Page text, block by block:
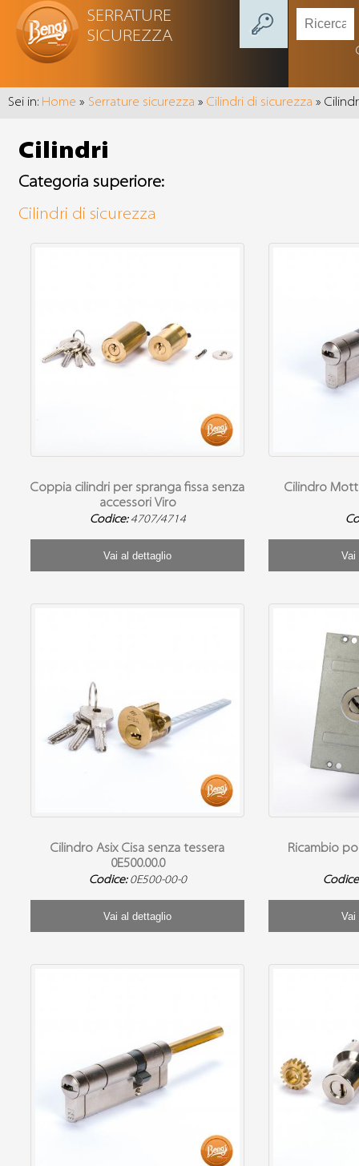
SERRATURE
SICUREZZA
Sei in: Home » Serrature sicurezza » Cilindri di sicurezza »
Cilindri
Categoria superiore:
Cilindri di sicurezza
Coppia cilindri per spranga fissa senza
accessori Viro
Codice: 4707/4714
Vai al dettaglio
Cilindro
Vai
Cilindro Asix Cisa senza tessera
0E500.00.0
Codice: 0E500-00-0
Vai al dettaglio
Ricambio
Vai